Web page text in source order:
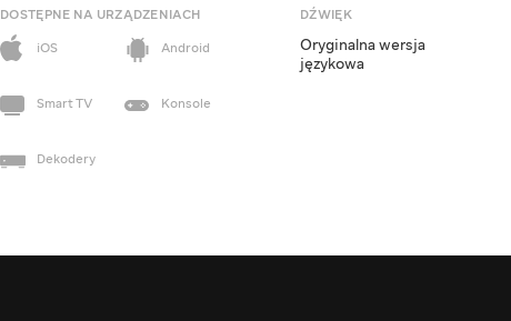
DOSTĘPNE NA URZĄDZENIACH
iOS
Android
Smart TV Konsole
Dekodery
DŹWIĘK
Oryginalna wersja
językowa